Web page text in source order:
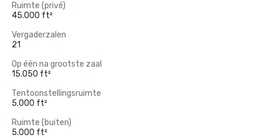
Ruimte (privé)
45.000 ft²
Vergaderzalen
21
Op één na grootste zaal
15.050 ft²
Tentoonstellingsruimte
5.000 ft²
Ruimte (buiten)
5.000 ft²